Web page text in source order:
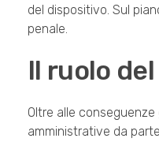
del dispositivo. Sul
penale.
Il ruolo
Oltre alle
amministrative da